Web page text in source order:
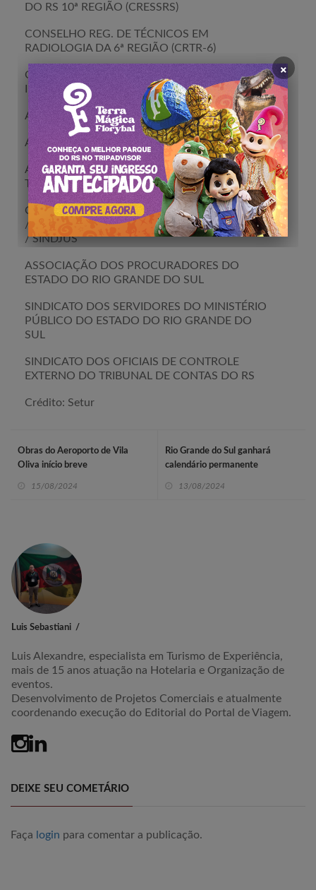
DO RS 10ª REGIÃO (CRESSRS)
CONSELHO REG. DE TÉCNICOS EM
RADIOLOGIA DA 6ª REGIÃO (CRTR-6)
CONSELHO REGIONAL DOS TÉCNICOS
INDUSTRIAIS (CRT-RS)
AFISVEC /AMRIGS /ASTC /ASTERS
ASSOSSIAÇÃO DOS FISCAIS AGROPECUÁRIOS
ASSOCIAÇÃO DOS SERVIDORES DO
TRIBUNAL DE CONTAS RS
CEAPE/CPERS /FECOMERCIO /FESSERGS
/ SINFEEAL / SINTERGS /SINDIFISCO
/SINDJUS
ASSOCIAÇÃO DOS PROCURADORES DO
ESTADO DO RIO GRANDE DO SUL
SINDICATO DOS SERVIDORES DO MINISTÉRIO
PÚBLICO DO ESTADO DO RIO GRANDE DO
SUL
SINDICATO DOS OFICIAIS DE CONTROLE
EXTERNO DO TRIBUNAL DE CONTAS DO RS
Crédito: Setur
Obras do Aeroporto de Vila
Oliva início breve
15/08/2024
Rio Grande do Sul ganhará
calendário permanente
13/08/2024
Luis Sebastiani
Luis Alexandre, especialista em Turismo de Experiência,
mais de 15 anos atuação na Hotelaria e Organização de
eventos.
Desenvolvimento de Projetos Comerciais e atualmente
coordenando execução do Editorial do Portal de Viagem.
DEIXE SEU COMETÁRIO
Faça login para comentar a publicação.
×